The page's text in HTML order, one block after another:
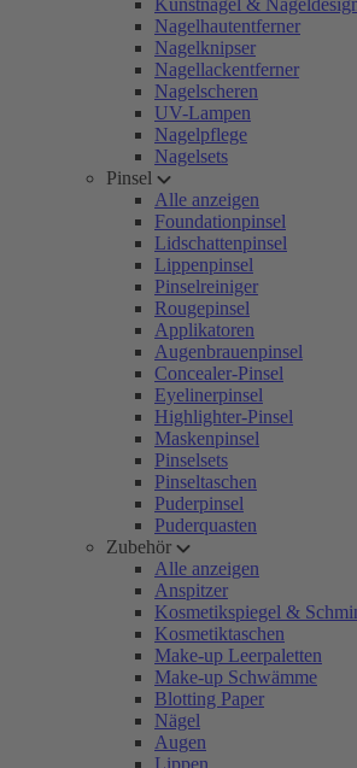
Kunstnägel &
Nagelhautentferner
Nagelknipser
Nagellackentferner
Nagelscheren
UV-Lampen
Nagelpflege
Nagelsets
Pinsel
Alle anzeigen
Foundationpinsel
Lidschattenpinsel
Lippenpinsel
Pinselreiniger
Rougepinsel
Applikatoren
Augenbrauenpinsel
Concealer-Pinsel
Eyelinerpinsel
Highlighter-Pinsel
Maskenpinsel
Pinselsets
Pinseltaschen
Puderpinsel
Puderquasten
Zubehör
Alle anzeigen
Anspitzer
Kosmetikspiegel &
Kosmetiktaschen
Make-up Leerpaletten
Make-up Schwämme
Blotting Paper
Nägel
Augen
Lippen